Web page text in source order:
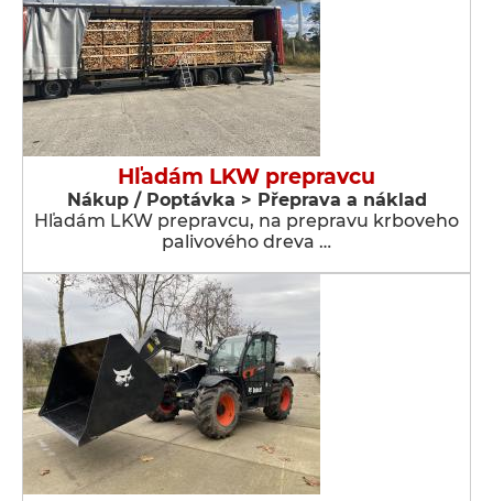
Hľadám LKW prepravcu
Nákup / Poptávka > Přeprava a náklad
Hľadám LKW prepravcu, na prepravu krboveho
palivového dreva …